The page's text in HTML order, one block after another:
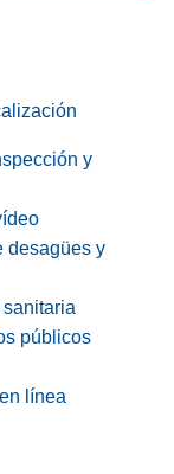
y
desagües y
públicos
línea